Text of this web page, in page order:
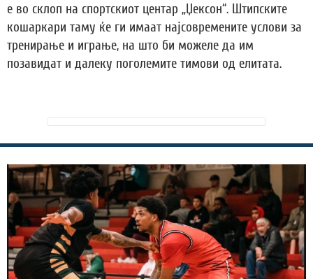
е во склоп на спортскиот центар „Џексон“. Штипските
кошаркари таму ќе ги имаат најсовремените услови за
тренирање и играње, на што би можеле да им
позавидат и далеку поголемите тимови од елитата.